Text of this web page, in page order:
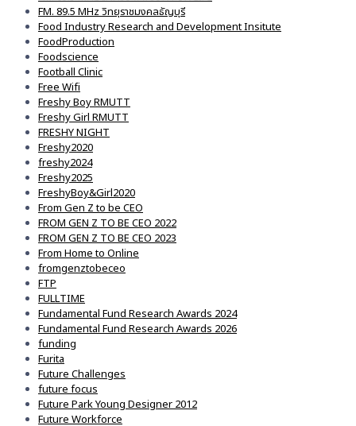
FM. 89.5 MHz วิทยุราชมงคลธัญบุรี
Food Industry Research and Development Insitute
FoodProduction
Foodscience
Football Clinic
Free Wifi
Freshy Boy RMUTT
Freshy Girl RMUTT
FRESHY NIGHT
Freshy2020
freshy2024
Freshy2025
FreshyBoy&Girl2020
From Gen Z to be CEO
FROM GEN Z TO BE CEO 2022
FROM GEN Z TO BE CEO 2023
From Home to Online
fromgenztobeceo
FTP
FULLTIME
Fundamental Fund Research Awards 2024
Fundamental Fund Research Awards 2026
funding
Furita
Future Challenges
future focus
Future Park Young Designer 2012
Future Workforce